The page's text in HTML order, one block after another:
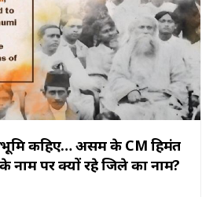
कहिए… असम के CM हिमंत
नाम पर क्यों रहे जिले का नाम?